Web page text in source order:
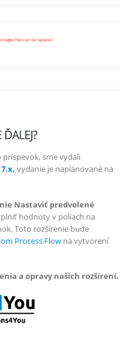
sme vydali
vydanie je naplánované na
Nastaviť predvolené
hodnoty v poliach na
Toto rozšírenie bude
Process Flow na vytvorení
a opravy našich rozšírení.